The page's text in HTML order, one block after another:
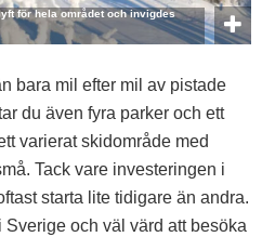
för hela området och invigdes
bara mil efter mil av pistade
du även fyra parker och ett
varierat skidområde med
Tack vare investeringen i
starta lite tidigare än andra.
och väl värd att besöka